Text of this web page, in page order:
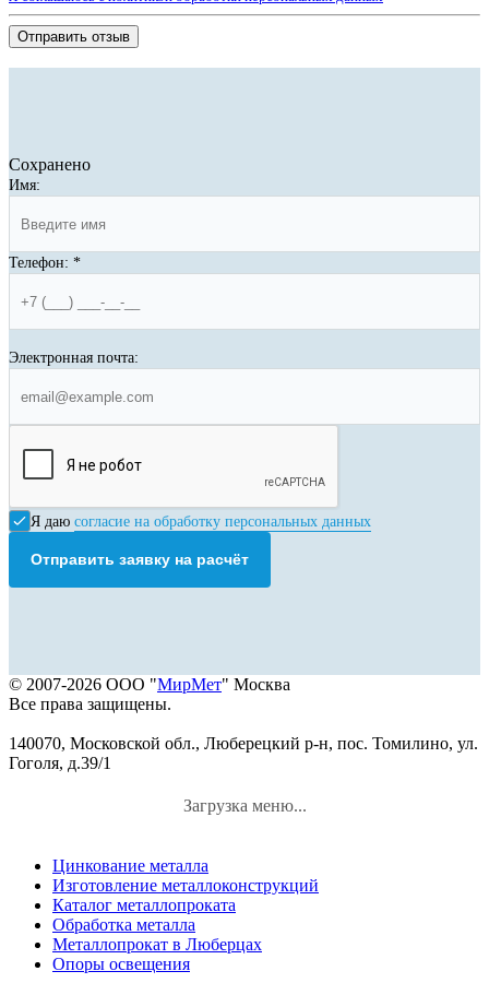
Отправить отзыв
Сохранено
Имя:
Телефон: *
Электронная почта:
Я даю согласие на обработку персональных данных
Отправить заявку на расчёт
© 2007-2026 ООО "МирМет" Москва
Все права защищены.
140070, Московской обл., Люберецкий р-н, пос. Томилино, ул.
Гоголя, д.39/1
Загрузка меню...
Цинкование металла
Изготовление металлоконструкций
Каталог металлопроката
Обработка металла
Металлопрокат в Люберцах
Опоры освещения